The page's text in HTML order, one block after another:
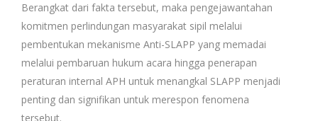
Berangkat dari fakta tersebut, maka pengejawantahan
komitmen perlindungan masyarakat sipil melalui
pembentukan mekanisme Anti-SLAPP yang memadai
melalui pembaruan hukum acara hingga penerapan
peraturan internal APH untuk menangkal SLAPP menjadi
penting dan signifikan untuk merespon fenomena
tersebut.